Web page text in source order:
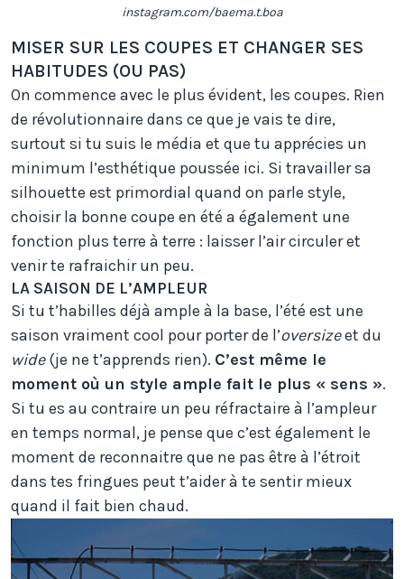
instagram.com/baema.t.boa
MISER SUR LES COUPES ET CHANGER SES
HABITUDES (OU PAS)
On commence avec le plus évident, les coupes. Rien
de révolutionnaire dans ce que je vais te dire,
surtout si tu suis le média et que tu apprécies un
minimum l’esthétique poussée ici. Si travailler sa
silhouette est primordial quand on parle style,
choisir la bonne coupe en été a également une
fonction plus terre à terre : laisser l’air circuler et
venir te rafraichir un peu.
LA SAISON DE L’AMPLEUR
Si tu t’habilles déjà ample à la base, l’été est une
saison vraiment cool pour porter de l’oversizeet du
wide(je ne t’apprends rien). C’est même le
moment où un style ample fait le plus « sens ».
Si tu es au contraire un peu réfractaire à l’ampleur
en temps normal, je pense que c’est également le
moment de reconnaitre que ne pas être à l’étroit
dans tes fringues peut t’aider à te sentir mieux
quand il fait bien chaud.